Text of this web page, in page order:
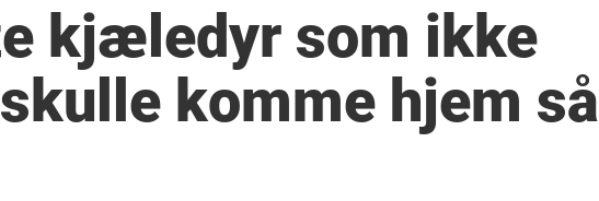
kjæledyr som ikke
komme hjem så